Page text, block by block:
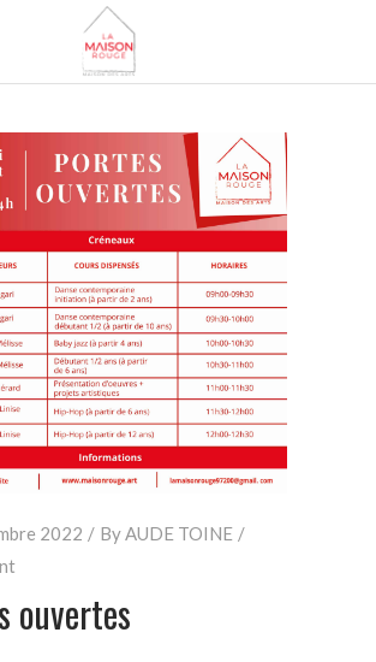
2022 ByAUDE TOINE
ouvertes